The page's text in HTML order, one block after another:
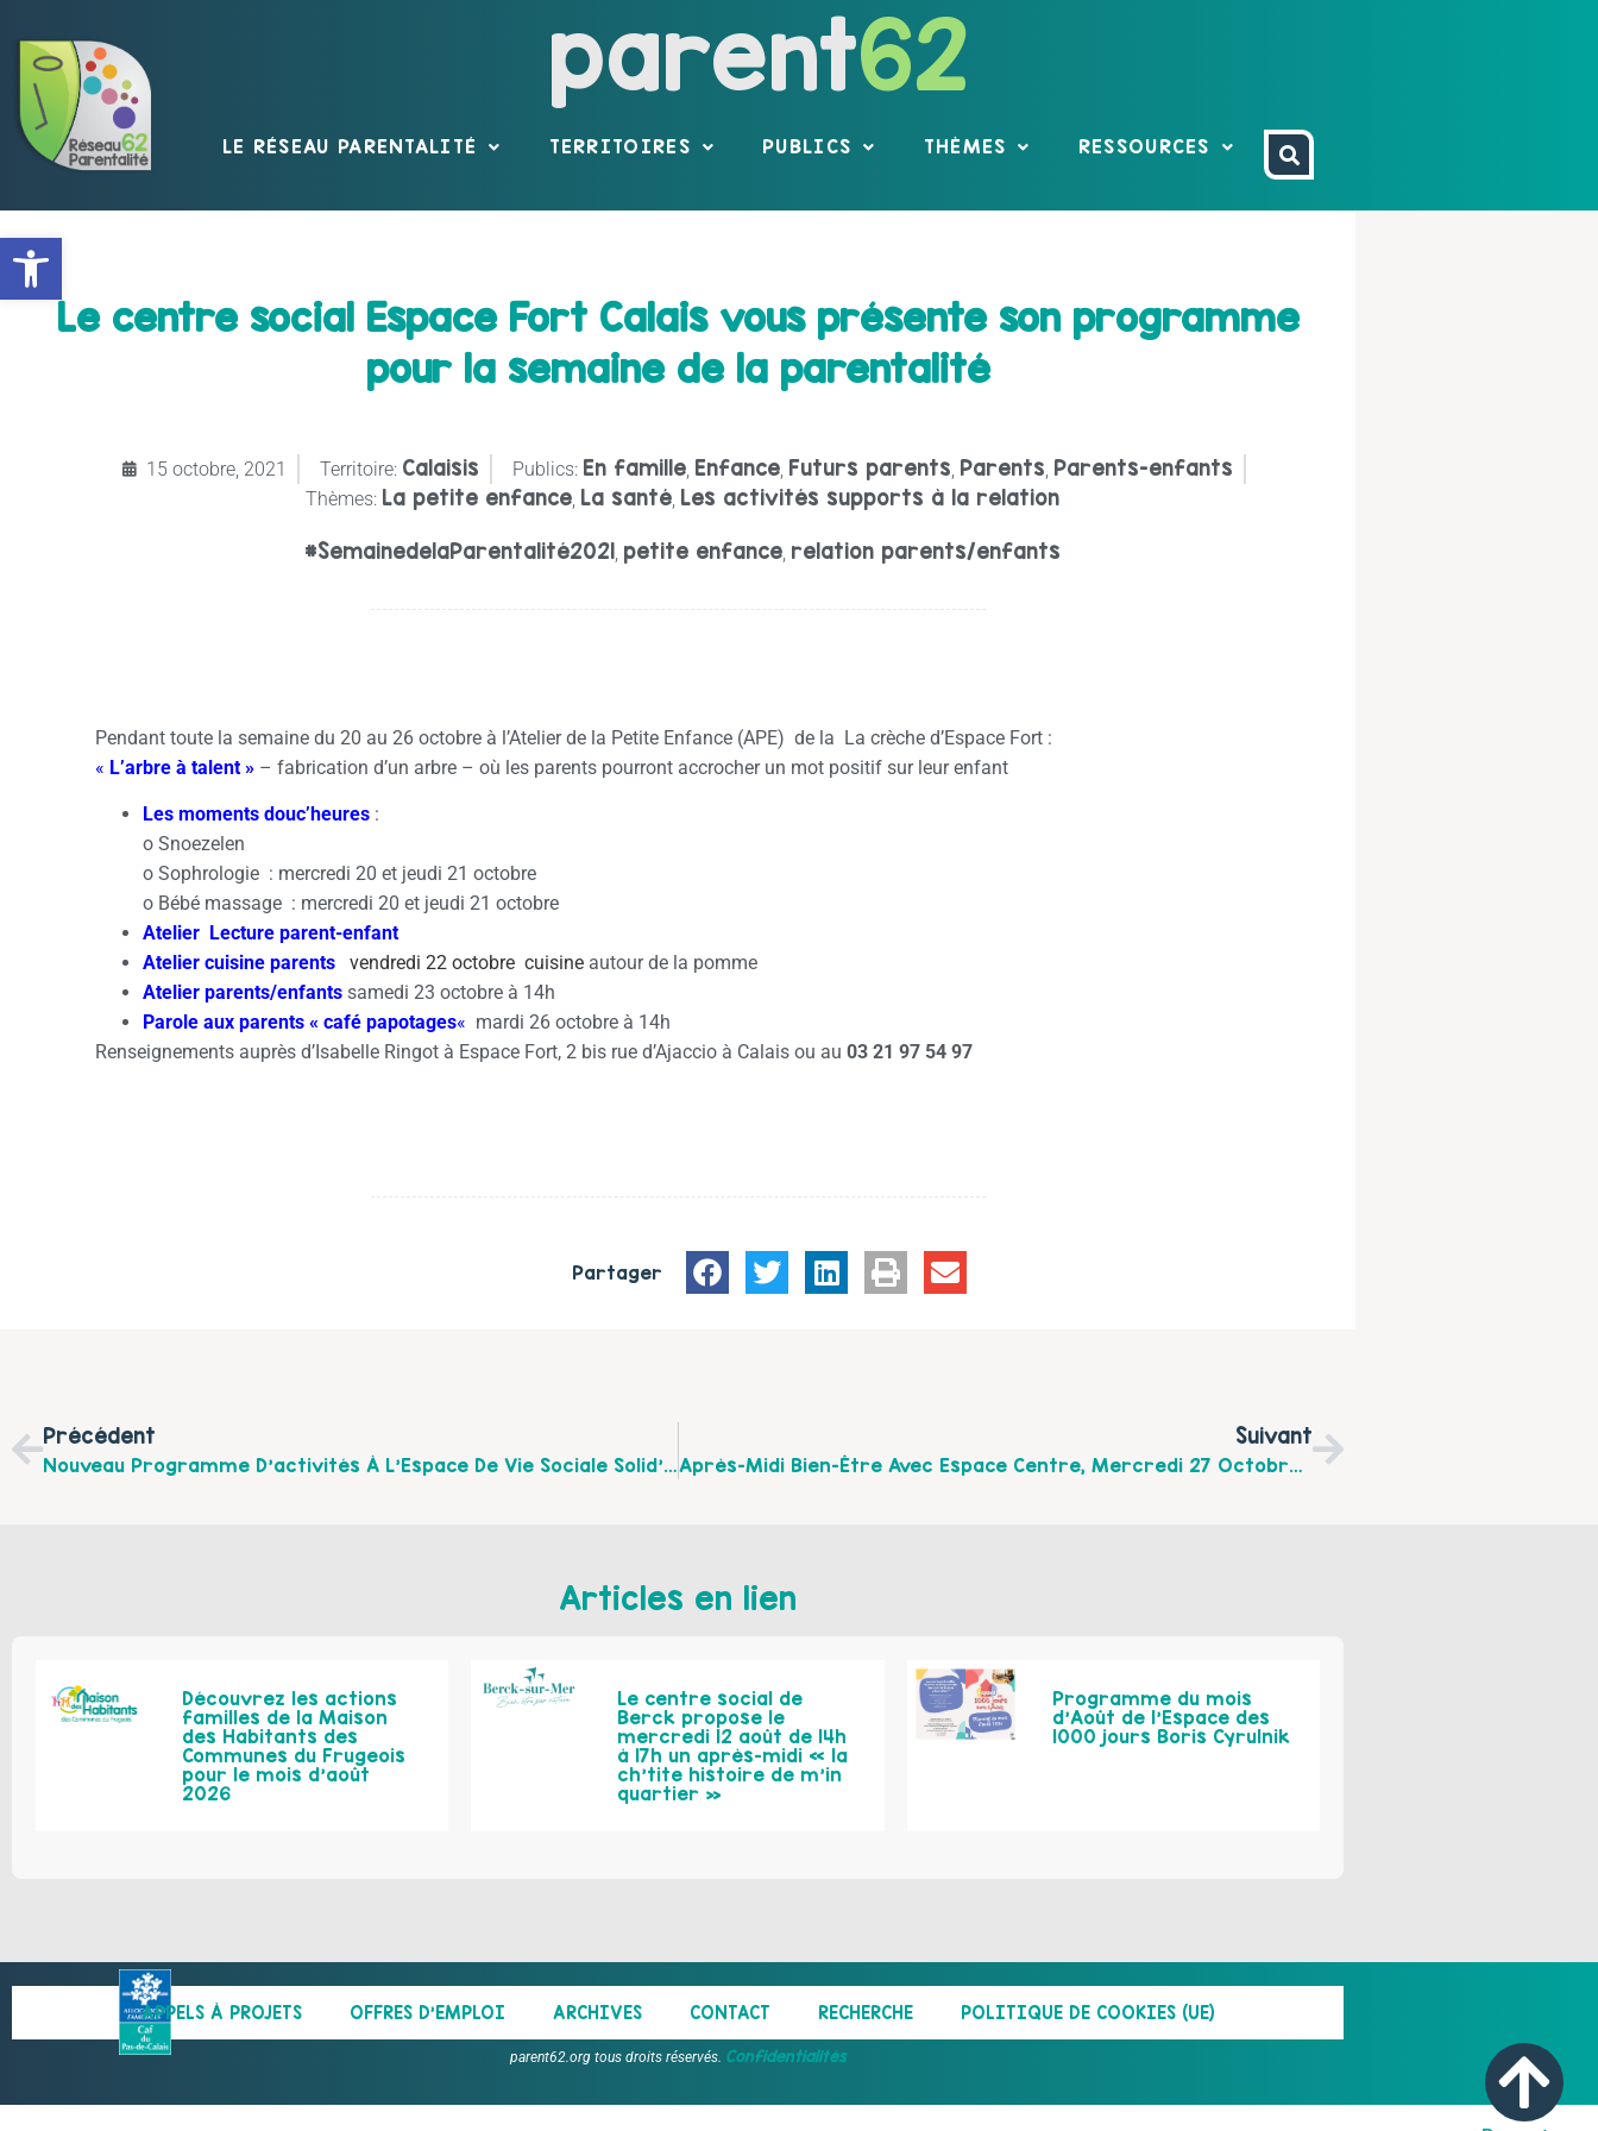
Ouvrir la barre d’outils
parent62
LE RÉSEAU PARENTALITÉ TERRITOIRES PUBLICS THÈMES RESSOURCES
Le centre social Espace Fort Calais vous présente son programme
pour la semaine de la parentalité
15 octobre, 2021 Territoire: Calaisis Publics: En famille, Enfance, Futurs parents Parents Parents-enfants
Thèmes: La petite enfance La santé Les activités supports à la relation
#SemainedelaParentalité2021 petite enfance relation parents/enfants
Pendant toute la semaine du 20 au 26 octobre à l’Atelier de la Petite Enfance (APE) de la La crèche d’Espace Fort :
« L’arbre à talent » – fabrication d’un arbre – où les parents pourront accrocher un mot positif sur leur enfant
Les moments douc’heures :
o Snoezelen
o Sophrologie : mercredi 20 et jeudi 21 octobre
o Bébé massage : mercredi 20 et jeudi 21 octobre
Atelier Lecture parent-enfant
Atelier cuisine parents
vendredi 22 octobre cuisine autour de la pomme
Atelier parents/enfants samedi 23 octobre à 14h
Parole aux parents « café papotages« mardi 26 octobre à 14h
Renseignements auprès d’Isabelle Ringot à Espace Fort, 2 bis rue d’Ajaccio à Calais ou au 03 21 97 54 97
Partager
Précédent
Nouveau Programme D’activités À L’Espace De Vie Sociale Solid’air À Bois En Ardres…
Suivant
Après-Midi Bien-Être Avec Espace Centre, Mercredi 27 Octobre À La Salle Louise Pollet À Calais
Articles en lien
Découvrez les actions
familles de la Maison
des Habitants des
Communes du Frugeois
pour le mois d’août
2026
Le centre social de
Berck propose le
mercredi 12 août de 14h
à 17h un après-midi « la
ch’tite histoire de m’in
quartier »
Programme du mois
d’Août de l’Espace des
1000 jours Boris Cyrulnik
APPELS À PROJETS OFFRES D’EMPLOI ARCHIVES CONTACT RECHERCHE POLITIQUE DE COOKIES (UE)
parent62.org tous droits réservés. Confidentialités